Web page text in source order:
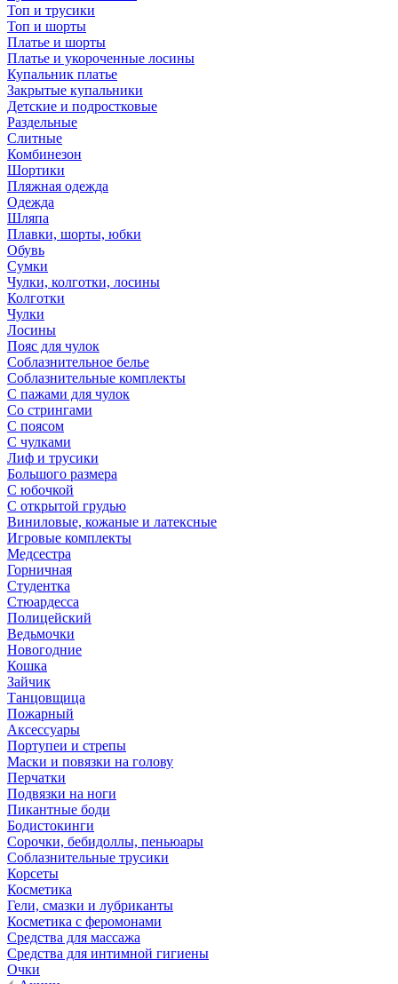
Топ и трусики
Топ и шорты
Платье и шорты
Платье и укороченные лосины
Купальник платье
Закрытые купальники
Детские и подростковые
Раздельные
Слитные
Комбинезон
Шортики
Пляжная одежда
Одежда
Шляпа
Плавки, шорты, юбки
Обувь
Сумки
Чулки, колготки, лосины
Колготки
Чулки
Лосины
Пояс для чулок
Соблазнительное белье
Соблазнительные комплекты
С пажами для чулок
Со стрингами
С поясом
С чулками
Лиф и трусики
Большого размера
С юбочкой
С открытой грудью
Виниловые, кожаные и латексные
Игровые комплекты
Медсестра
Горничная
Студентка
Стюардесса
Полицейский
Ведьмочки
Новогодние
Кошка
Зайчик
Танцовщица
Пожарный
Аксессуары
Портупеи и стрепы
Маски и повязки на голову
Перчатки
Подвязки на ноги
Пикантные боди
Бодистокинги
Сорочки, бебидоллы, пеньюары
Соблазнительные трусики
Корсеты
Косметика
Гели, смазки и лубриканты
Косметика с феромонами
Средства для массажа
Средства для интимной гигиены
Очки